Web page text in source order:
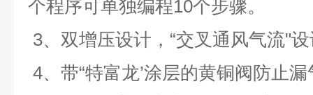
个程序可单独编程10个步骤。
3、双增压设计，“交叉通风气流"
4、带“特富龙’涂层的黄铜阀防止